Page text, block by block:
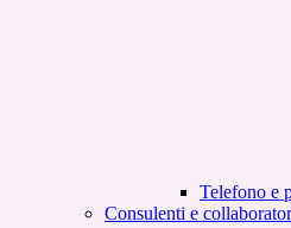
Telefono e
Consulenti e